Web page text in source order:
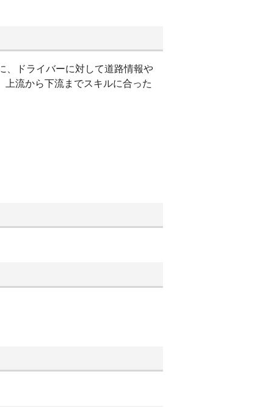
、ドライバーに対して道路情報や
流から下流までスキルに合った